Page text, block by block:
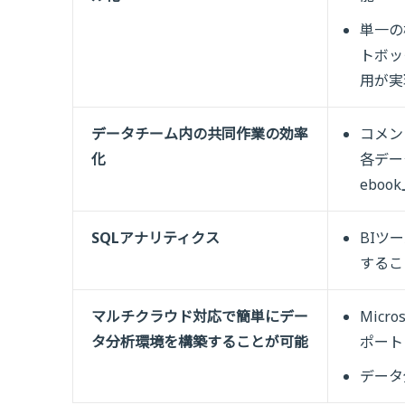
単一
トボ
用が
データチーム内の共同作業の効率
化
コメ
各デ
ebook
SQLアナリティクス
BIツ
する
マルチクラウド対応で簡単にデー
タ分析環境を構築することが可能
ポート
デー